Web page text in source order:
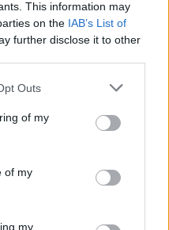
This information may
on the IAB’s List of
further disclose it to other
uses one or more Google
You may click to
its third-party tags to
purposes in below Google
Outs
of my
of my
my